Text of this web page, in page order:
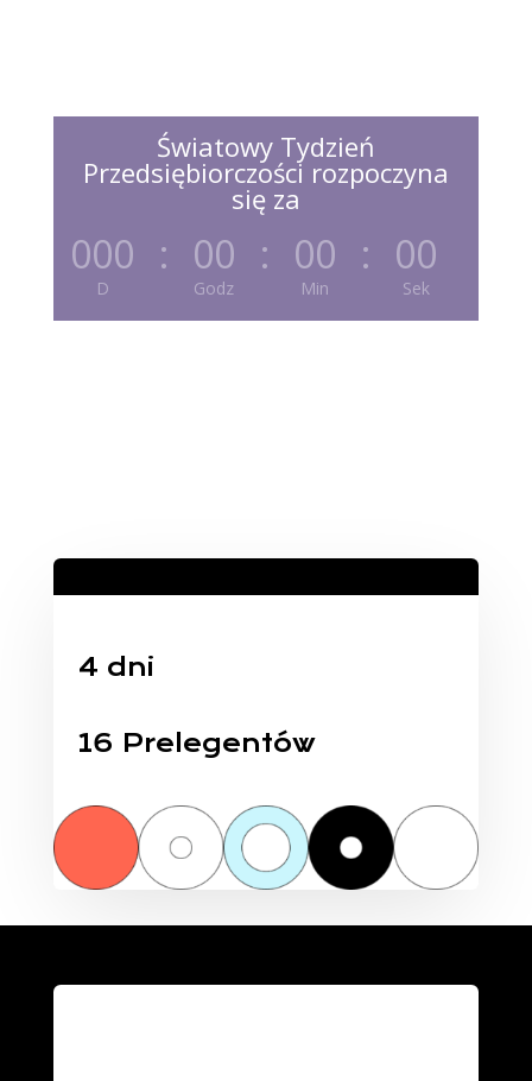
Światowy Tydzień
Przedsiębiorczości rozpoczyna
się za
000
D
: 00
Godz
: 00
Min
: 00
Sek
4 dni
16 Prelegentów